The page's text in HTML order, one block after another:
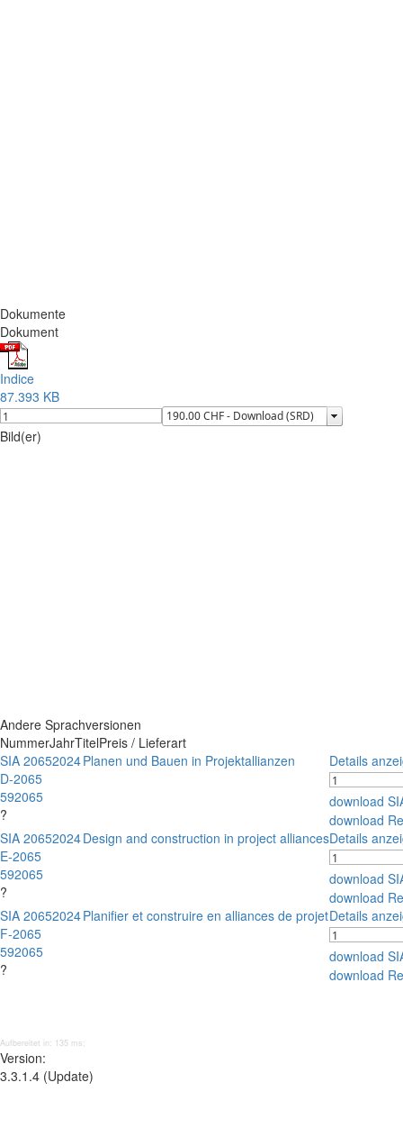
Dokumente
Dokument
Indice
87.393 KB
Bild(er)
Andere Sprachversionen
NummerJahrTitelPreis / Lieferart
SIA 2065
D-2065
592065
?
2024Planen und Bauen in Projektallianzen Details
download
download
SIA 2065
E-2065
592065
?
2024Design and construction in project alliancesDetails
download
download
SIA 2065
F-2065
592065
?
2024Planifier et construire en alliances de projetDetails
download
download
Aufbereitet in: 135 ms;
Version:
3.3.1.4 (Update)